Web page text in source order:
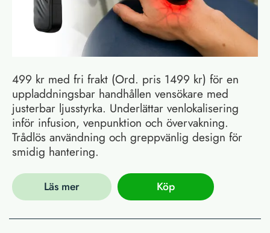
499 kr med fri frakt (Ord. pris 1499 kr) för en
uppladdningsbar handhållen vensökare med
justerbar ljusstyrka. Underlättar venlokalisering
inför infusion, venpunktion och övervakning.
Trådlös användning och greppvänlig design för
smidig hantering.
Läs mer Köp